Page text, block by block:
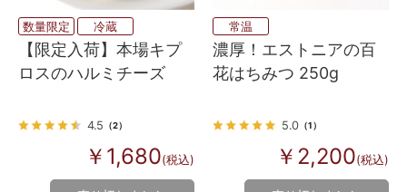
数量限定 冷蔵
【限定入荷】本場キプ
ロスのハルミチーズ
4.5 （2）
￥1,680(税込)
常温
濃厚！エストニアの百
花はちみつ 250g
5.0（1）
￥2,200(税込)